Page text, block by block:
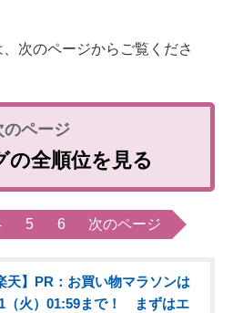
次のページからご覧くださ
の全順位を見る
5 6 次のページ
天】PR：お買い物マラソンは
（火）01:59まで！ まずはエ